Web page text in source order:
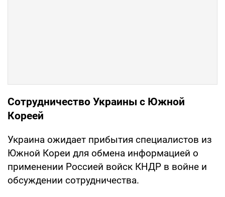
Сотрудничество Украины с Южной
Кореей
Украина ожидает прибытия специалистов из
Южной Кореи для обмена информацией о
применении Россией войск КНДР в войне и
обсуждении сотрудничества.